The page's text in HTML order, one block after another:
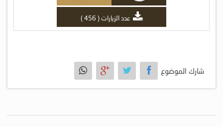
عدد الزيارات ( 456 )
شارك الموضوع